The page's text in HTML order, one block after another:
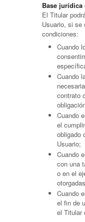
Base jurídica
El Titular
Usuario, si se
condiciones:
Cuando
Cuando
contrato
Cuando
el
obligado
Usuario;
Cuando
con una
o en el
Cuando
el fin de
el Titular